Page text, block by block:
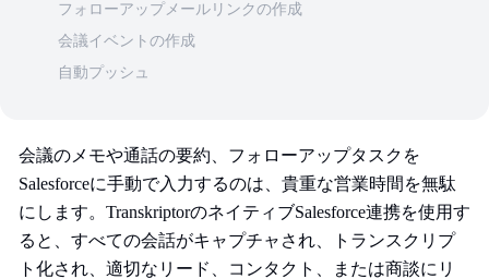
フォローアップメールリンクの作成
会議イベントの作成
自動プッシュ
会議のメモや通話の要約、フォローアップタスクを
Salesforceに手動で入力するのは、貴重な営業時間を無駄
にします。TranskriptorのネイティブSalesforce連携を使用す
ると、すべての会話がキャプチャされ、トランスクリプ
ト化され、適切なリード、コンタクト、または商談にリ